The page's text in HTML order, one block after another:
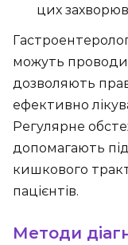
цих
Гастроентеролог
можуть
дозволяють
ефективно
Регулярне
допомагають
кишкового
пацієнтів.
Методи